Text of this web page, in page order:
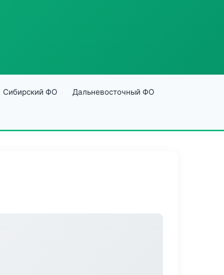
Сибирский ФО Дальневосточный ФО